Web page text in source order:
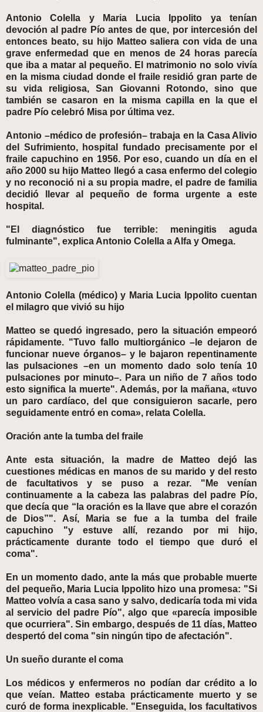
Antonio Colella y Maria Lucia Ippolito ya tenían
devoción al padre Pío antes de que, por intercesión del
entonces beato, su hijo Matteo saliera con vida de una
grave enfermedad que en menos de 24 horas parecía
que iba a matar al pequeño. El matrimonio no solo vivía
en la misma ciudad donde el fraile residió gran parte de
su vida religiosa, San Giovanni Rotondo, sino que
también se casaron en la misma capilla en la que el
padre Pío celebró Misa por última vez.
Antonio –médico de profesión– trabaja en la Casa Alivio
del Sufrimiento, hospital fundado precisamente por el
fraile capuchino en 1956. Por eso, cuando un día en el
año 2000 su hijo Matteo llegó a casa enfermo del colegio
y no reconoció ni a su propia madre, el padre de familia
decidió llevar al pequeño de forma urgente a este
hospital.
"El diagnóstico fue terrible: meningitis aguda
fulminante", explica Antonio Colella a Alfa y Omega.
Antonio Colella (médico) y Maria Lucia Ippolito cuentan
el milagro que vivió su hijo
Matteo se quedó ingresado, pero la situación empeoró
rápidamente. "Tuvo fallo multiorgánico –le dejaron de
funcionar nueve órganos– y le bajaron repentinamente
las pulsaciones –en un momento dado solo tenía 10
pulsaciones por minuto–. Para un niño de 7 años todo
esto significa la muerte". Además, por la mañana, «tuvo
un paro cardíaco, del que consiguieron sacarle, pero
seguidamente entró en coma», relata Colella.
Oración ante la tumba del fraile
Ante esta situación, la madre de Matteo dejó las
cuestiones médicas en manos de su marido y del resto
de facultativos y se puso a rezar. "Me venían
continuamente a la cabeza las palabras del padre Pío,
que decía que “la oración es la llave que abre el corazón
de Dios”". Así, Maria se fue a la tumba del fraile
capuchino "y estuve allí, rezando por mi hijo,
prácticamente durante todo el tiempo que duró el
coma".
En un momento dado, ante la más que probable muerte
del pequeño, Maria Lucia Ippolito hizo una promesa: "Si
Matteo volvía a casa sano y salvo, dedicaría toda mi vida
al servicio del padre Pío", algo que «parecía imposible
que ocurriera". Sin embargo, después de 11 días, Matteo
despertó del coma "sin ningún tipo de afectación".
Un sueño durante el coma
Los médicos y enfermeros no podían dar crédito a lo
que veían. Matteo estaba prácticamente muerto y se
curó de forma inexplicable. "Enseguida, los facultativos